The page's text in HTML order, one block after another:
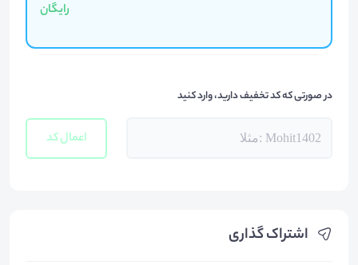
اشتراک گذاری
رایگان
در صورتی که کد تخفیف دارید، وارد کنید
اعمال کد